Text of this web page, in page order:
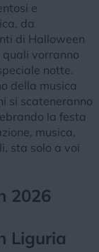
e
da
di Halloween
quali vorranno
notte.
della musica
si scateneranno
la festa
musica,
sta solo a voi
2026
Liguria